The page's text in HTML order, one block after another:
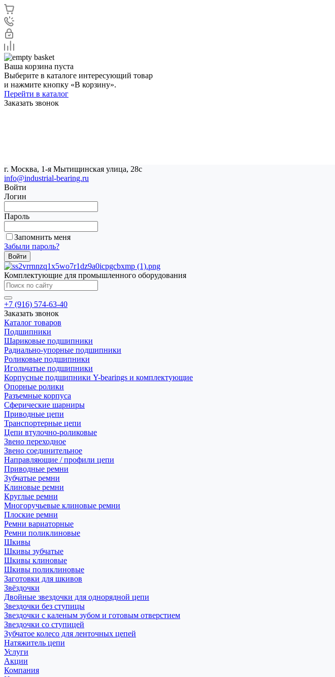
Ваша корзина пуста
Выберите в каталоге интересующий товар
и нажмите кнопку «В корзину».
Перейти в каталог
Заказать звонок
г. Москва, 1-я Мытищинская улица, 28с
info@industrial-bearing.ru
Войти
Логин
Пароль
Запомнить меня
Забыли пароль?
Комплектующие для промышленного оборудования
+7 (916) 574-63-40
Заказать звонок
Каталог товаров
Подшипники
Шариковые подшипники
Радиально-упорные подшипники
Роликовые подшипники
Игольчатые подшипники
Корпусные подшипники Y-bearings и комплектующие
Опорные ролики
Разъемные корпуса
Сферические шарниры
Приводные цепи
Транспортерные цепи
Цепи втулочно-роликовые
Звено переходное
Звено соединительное
Направляющие / профили цепи
Приводные ремни
Зубчатые ремни
Клиновые ремни
Круглые ремни
Многоручьевые клиновые ремни
Плоские ремни
Ремни вариаторные
Ремни поликлиновые
Шкивы
Шкивы зубчатые
Шкивы клиновые
Шкивы поликлиновые
Заготовки для шкивов
Звёздочки
Двойные звездочки для однорядной цепи
Звездочки без ступицы
Звездочки с каленым зубом и готовым отверстием
Звездочки со ступицей
Зубчатое колесо для ленточных цепей
Натяжитель цепи
Услуги
Акции
Компания